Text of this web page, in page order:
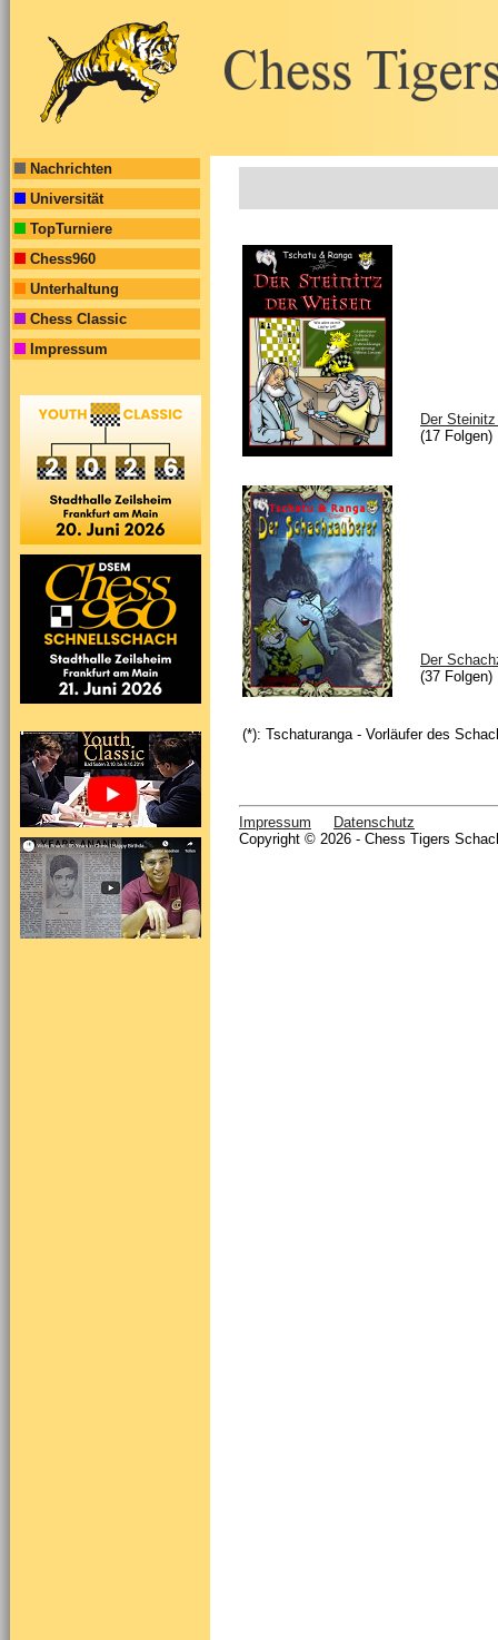
Nachrichten
Universität
TopTurniere
Chess960
Unterhaltung
Chess Classic
Impressum
Der
(17 Folgen)
Der
(37 Folgen)
(*): Tschaturanga - Vorläufer des
Impressum
Datenschutz
Copyright © 2026 - Chess Tigers